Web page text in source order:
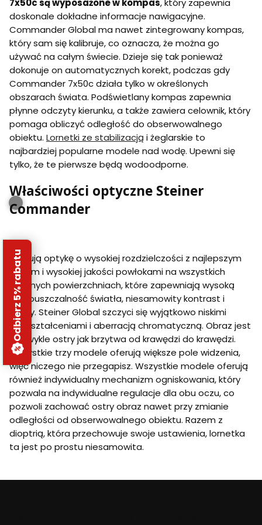
doskonale dokładne informacje nawigacyjne.
Commander Global ma nawet zintegrowany kompas,
który sam się kalibruje, co oznacza, że można go
używać na całym świecie. Dzieje się tak ponieważ
dokonuje on automatycznych korekt, podczas gdy
Commander 7x50c działa tylko w określonych
obszarach świata. Podświetlany kompas zapewnia
płynne odczyty kierunku, a także zawiera celownik, który
pomaga obliczyć odległość do obserwowalnego
obiektu. Lornetki ze stabilizacją i żeglarskie to
najbardziej popularne modele nad wodę. Upewni się
tylko, że te pierwsze będą wodoodporne.
Właściwości optyczne Steiner
Commander
Oferują optykę o wysokiej rozdzielczości z najlepszym
szkłem i wysokiej jakości powłokami na wszystkich
szklanych powierzchniach, które zapewniają wysoką
przepuszczalność światła, niesamowity kontrast i
kolory. Steiner Global szczyci się wyjątkowo niskimi
zniekształceniami i aberracją chromatyczną. Obraz jest
niezwykle ostry jak brzytwa od krawędzi do krawędzi.
Wszystkie trzy modele oferują większe pole widzenia,
więc niczego nie przegapisz. Wszystkie modele oferują
również indywidualny mechanizm ogniskowania, który
pozwala na indywidualne regulacje dla obu oczu, co
pozwoli zachować ostry obraz nawet przy zmianie
odległości od obserwowalnego obiektu. Razem z
dioptrią, która przechowuje swoje ustawienia, lornetka
ta jest po prostu niesamowita.
Odbierz 5% rabatu